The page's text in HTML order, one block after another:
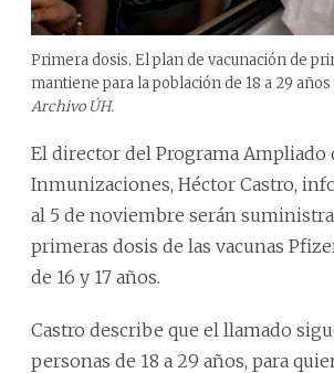
Primera dosis. El plan de vacunación de
mantiene para la población de 18 a 29
Archivo ÚH.
El director del Programa Ampliado
Inmunizaciones, Héctor Castro,
al 5 de noviembre serán
primeras dosis de las vacunas
de 16 y 17 años.
Castro describe que el llamado
personas de 18 a 29 años, para